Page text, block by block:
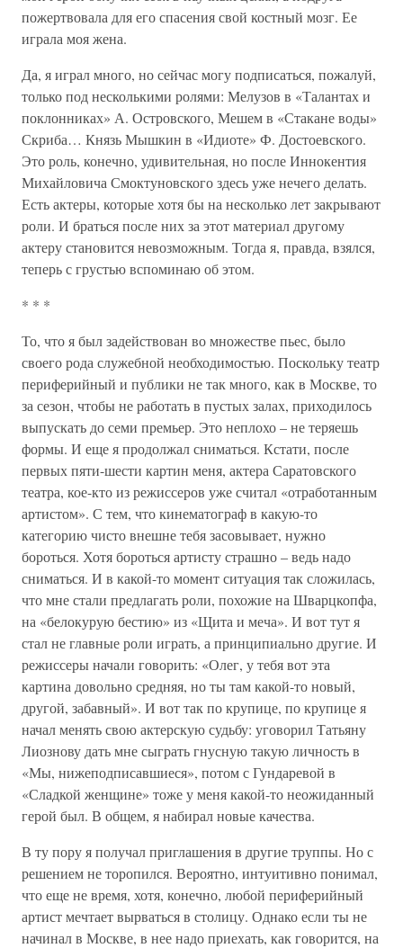
пожертвовала для его спасения свой костный мозг. Ее
играла моя жена.
Да, я играл много, но сейчас могу подписаться, пожалуй,
только под несколькими ролями: Мелузов в «Талантах и
поклонниках» А. Островского, Мешем в «Стакане воды»
Скриба… Князь Мышкин в «Идиоте» Ф. Достоевского.
Это роль, конечно, удивительная, но после Иннокентия
Михайловича Смоктуновского здесь уже нечего делать.
Есть актеры, которые хотя бы на несколько лет закрывают
роли. И браться после них за этот материал другому
актеру становится невозможным. Тогда я, правда, взялся,
теперь с грустью вспоминаю об этом.
* * *
То, что я был задействован во множестве пьес, было
своего рода служебной необходимостью. Поскольку театр
периферийный и публики не так много, как в Москве, то
за сезон, чтобы не работать в пустых залах, приходилось
выпускать до семи премьер. Это неплохо – не теряешь
формы. И еще я продолжал сниматься. Кстати, после
первых пяти-шести картин меня, актера Саратовского
театра, кое-кто из режиссеров уже считал «отработанным
артистом». С тем, что кинематограф в какую-то
категорию чисто внешне тебя засовывает, нужно
бороться. Хотя бороться артисту страшно – ведь надо
сниматься. И в какой-то момент ситуация так сложилась,
что мне стали предлагать роли, похожие на Шварцкопфа,
на «белокурую бестию» из «Щита и меча». И вот тут я
стал не главные роли играть, а принципиально другие. И
режиссеры начали говорить: «Олег, у тебя вот эта
картина довольно средняя, но ты там какой-то новый,
другой, забавный». И вот так по крупице, по крупице я
начал менять свою актерскую судьбу: уговорил Татьяну
Лиознову дать мне сыграть гнусную такую личность в
«Мы, нижеподписавшиеся», потом с Гундаревой в
«Сладкой женщине» тоже у меня какой-то неожиданный
герой был. В общем, я набирал новые качества.
В ту пору я получал приглашения в другие труппы. Но с
решением не торопился. Вероятно, интуитивно понимал,
что еще не время, хотя, конечно, любой периферийный
артист мечтает вырваться в столицу. Однако если ты не
начинал в Москве, в нее надо приехать, как говорится, на